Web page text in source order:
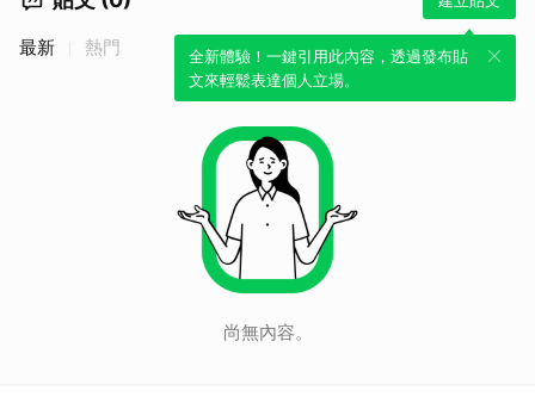
全新體驗！一鍵引用此內容，透過發布貼
文來輕鬆表達個人立場。
最新 熱門
尚無內容。